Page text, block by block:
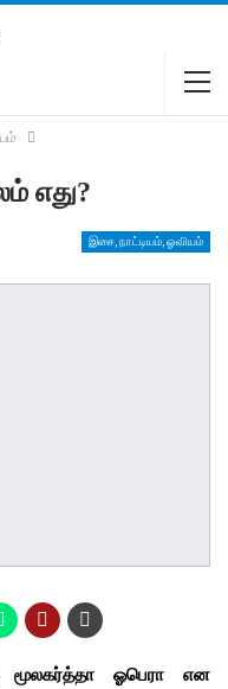
எது?
இசை, நாட்டியம், ஓவியம்
மூலகர்த்தா ஓபெரா என